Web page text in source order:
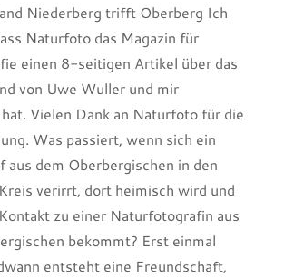
Niederberg trifft Oberberg Ich
Naturfoto das Magazin für
einen 8-seitigen Artikel über das
von Uwe Wuller und mir
Vielen Dank an Naturfoto für die
Was passiert, wenn sich ein
aus dem Oberbergischen in den
verirrt, dort heimisch wird und
zu einer Naturfotografin aus
bekommt? Erst einmal
entsteht eine Freundschaft,